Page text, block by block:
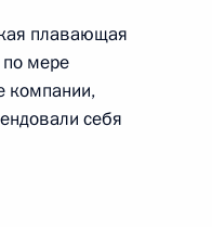
плавающая
по мере
компании,
себя